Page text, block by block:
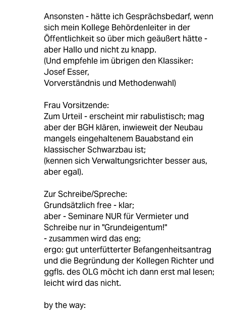
Ansonsten - hätte ich Gesprächsbedarf, wenn
sich mein Kollege Behördenleiter in der
Öffentlichkeit so über mich geäußert hätte -
aber Hallo und nicht zu knapp.
(Und empfehle im übrigen den Klassiker:
Josef Esser,
Vorverständnis und Methodenwahl)
Frau Vorsitzende:
Zum Urteil - erscheint mir rabulistisch; mag
aber der BGH klären, inwieweit der Neubau
mangels eingehaltenem Bauabstand ein
klassischer Schwarzbau ist;
(kennen sich Verwaltungsrichter besser aus,
aber egal).
Zur Schreibe/Spreche:
Grundsätzlich free - klar;
aber - Seminare NUR für Vermieter und
Schreibe nur in "Grundeigentum!"
- zusammen wird das eng;
ergo: gut unterfütterter Befangenheitsantrag
und die Begründung der Kollegen Richter und
ggfls. des OLG möcht ich dann erst mal lesen;
leicht wird das nicht.
by the way: